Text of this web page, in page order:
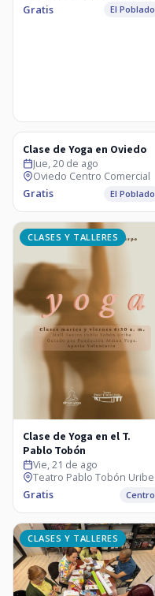
Gratis El Poblado
CLASES Y TALLERES
Clase de Yoga en Oviedo
Jue, 20 de ago
Oviedo Centro Comercial
Gratis El Poblado
CLASES Y TALLERES
Clase de Yoga en el T.
Pablo Tobón
Vie, 21 de ago
Teatro Pablo Tobón Uribe
Gratis Centro
CLASES Y TALLERES